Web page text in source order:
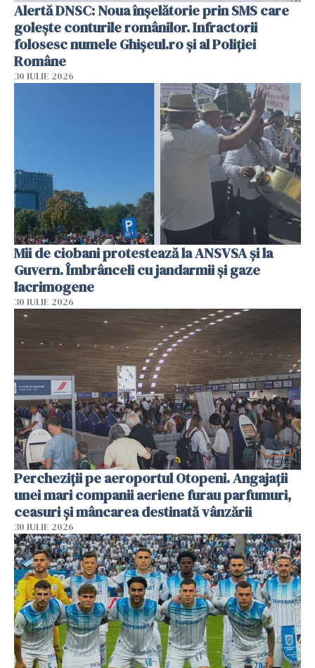
Alertă DNSC: Noua înșelătorie prin SMS care
golește conturile românilor. Infractorii
folosesc numele Ghișeul.ro și al Poliției
Române
30 IULIE 2026
Mii de ciobani protestează la ANSVSA și la
Guvern. Îmbrânceli cu jandarmii și gaze
lacrimogene
30 IULIE 2026
Percheziții pe aeroportul Otopeni. Angajații
unei mari companii aeriene furau parfumuri,
ceasuri și mâncarea destinată vânzării
30 IULIE 2026